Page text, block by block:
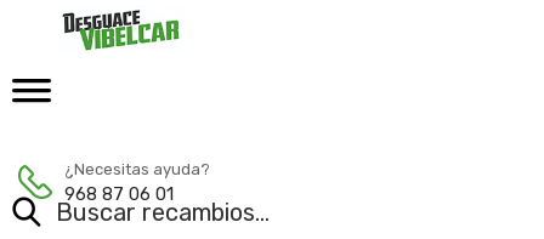
¿Necesitas ayuda?
968 87 06 01